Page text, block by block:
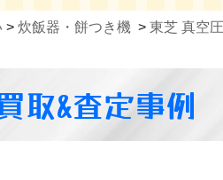
> 炊飯器・餅つき機 > 東芝 真空
取&査定事例